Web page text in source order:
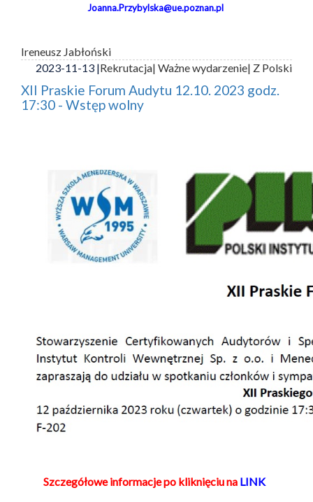
Joanna.Przybylska@ue.poznan.pl
Ireneusz Jabłoński
2023-11-13 |Rekrutacja| Ważne wydarzenie| Z Polski
XII Praskie Forum Audytu 12.10. 2023 godz.
17:30 - Wstęp wolny
Szczegółowe informacje po kliknięciu na LINK